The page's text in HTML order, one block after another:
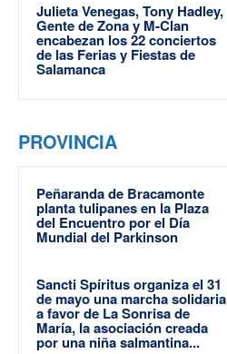
Julieta Venegas, Tony Hadley,
Gente de Zona y M-Clan
encabezan los 22 conciertos
de las Ferias y Fiestas de
Salamanca
PROVINCIA
Peñaranda de Bracamonte
planta tulipanes en la Plaza
del Encuentro por el Día
Mundial del Parkinson
Sancti Spíritus organiza el 31
de mayo una marcha solidaria
a favor de La Sonrisa de
María, la asociación creada
por una niña salmantina...